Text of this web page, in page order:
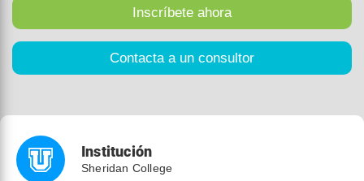
Institución
Sheridan College